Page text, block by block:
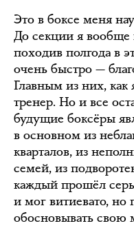
Это в боксе меня
До секции я вообще
походив полгода в
очень быстро —
Главным из них,
тренер. Но и все
будущие боксёры
в основном из
кварталов, из
семей, из
каждый прошёл
и мог витиевато,
обосновывать свою